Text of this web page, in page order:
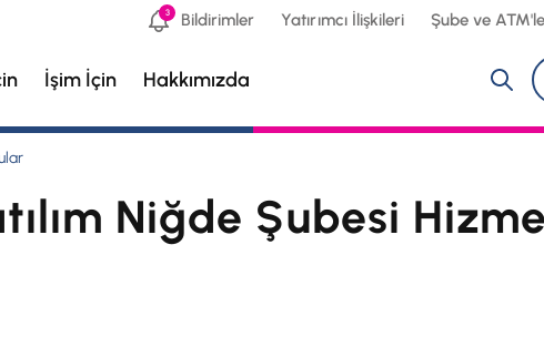
3 Bildirimler Yatırımcı İlişkileri Şube ve
İşim İçin Hakkımızda
Niğde Şubesi